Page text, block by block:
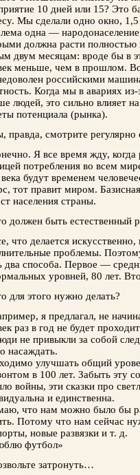
10 дней или 15? Это
Мы сделали одно окно,
одна —
должна расти
двум месяцам: вроде бы в
меньше, чем в прошлом.
российскими
Когда мы в авариях
людей, это сильно влияет
потенциала (рынка).
смотрите регулярно
Я все время жду, когда
потребления во всем
будут временем
тот правит миром.
населения страны.
должен быть естественный
что делается искусственно,
проблемы.
два способа. Первое —
уровней, 80 лет.
для этого нужно делать?
я предлагал, не
раз в год не будет
не привыкли за собой
насаждать.
улучшать общий
в 100 лет. Забыть эту
войны, эти сказки про
и единственна.
что нам можно было бы
Потому что нам сейчас
новые развязки и т. д.
футбол»
затронуть…